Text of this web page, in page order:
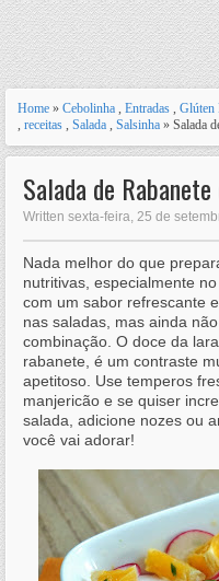
Home » Cebolinha , Entradas , Glúten
, receitas , Salada , Salsinha » Salada
Salada de
Written sexta-feira, 25 de
Nada melhor do que
nutritivas, especialmente
com um sabor refrescante
nas saladas, mas ainda
combinação. O doce da
rabanete, é um contraste
apetitoso. Use temperos
manjericão e se quiser
salada, adicione nozes ou
você vai adorar!